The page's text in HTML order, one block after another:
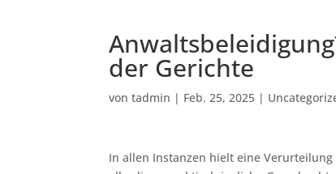
der Gerichte
vontadmin | Feb. 25, 2025 |
In allen Instanzen hielt eine